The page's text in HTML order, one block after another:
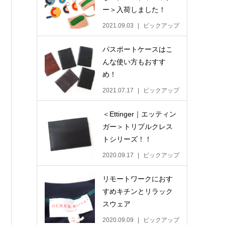
ー＞入荷しました！
2021.09.03 ピックアップ
パスポートケースはこ
んな使い方もおすす
め！
2021.07.17 ピックアップ
＜Ettinger｜エッティン
ガー＞トリプルクレス
トシリーズ！！
2020.09.17 ピックアップ
リモートワークにおす
すめキチンとリラック
スウェア
2020.09.09 ピックアップ